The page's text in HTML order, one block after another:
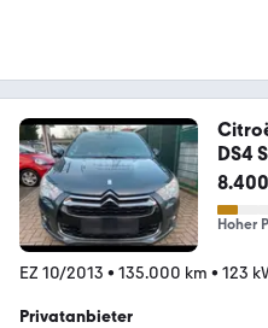
DS4
Hoher
EZ 10/2013 • 135.000 km • 123
Privatanbieter